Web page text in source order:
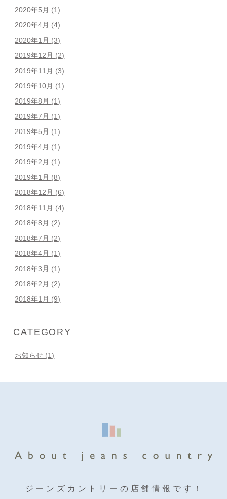
2020年5月 (1)
2020年4月 (4)
2020年1月 (3)
2019年12月 (2)
2019年11月 (3)
2019年10月 (1)
2019年8月 (1)
2019年7月 (1)
2019年5月 (1)
2019年4月 (1)
2019年2月 (1)
2019年1月 (8)
2018年12月 (6)
2018年11月 (4)
2018年8月 (2)
2018年7月 (2)
2018年4月 (1)
2018年3月 (1)
2018年2月 (2)
2018年1月 (9)
CATEGORY
お知らせ (1)
ジーンズカントリーの店舗情報です！